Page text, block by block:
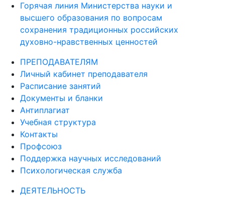
высшего образования по вопросам
сохранения традиционных российских
духовно-нравственных ценностей
ПРЕПОДАВАТЕЛЯМ
Личный кабинет преподавателя
Расписание занятий
Документы и бланки
Антиплагиат
Учебная структура
Контакты
Профсоюз
Поддержка научных исследований
Психологическая служба
Образовательная